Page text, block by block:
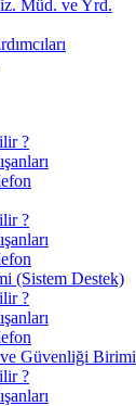
Müd. ve Yrd.
?
?
(Sistem Destek)
?
ve Güvenliği Birimi
?